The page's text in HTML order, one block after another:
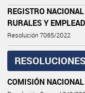
REGISTRO
RURALES Y
Resolución 7065/2022
COMISIÓN